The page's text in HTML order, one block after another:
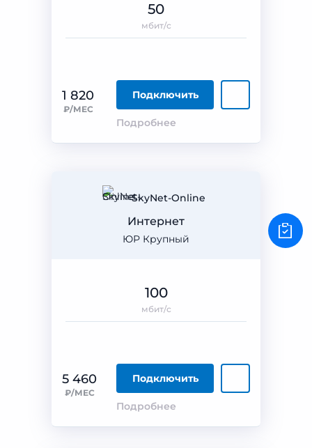
1 820
₽/МЕС
Подключить
Подробнее
50
мбит/с
SkyNet-Online
ЮР Крупный
Интернет
5 460
₽/МЕС
Подключить
Подробнее
100
мбит/с